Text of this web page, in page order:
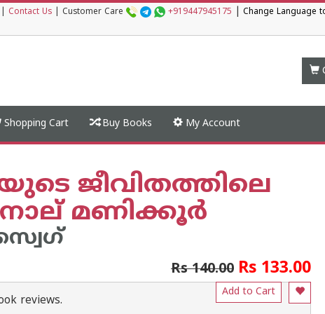
Contact Us Customer Care +919447945175 Change Language
Shopping Cart Buy Books My Account
ജീവിതത്തിലെ
മണിക്കൂർ
Rs 140.00 Rs 133.00
Add to Cart
reviews.